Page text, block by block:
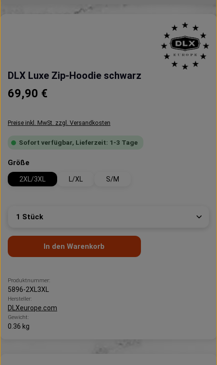
DLX Luxe Zip-Hoodie schwarz
Regulärer Preis:
69,90 €
Preise inkl. MwSt. zzgl. Versandkosten
Sofort verfügbar, Lieferzeit: 1-3 Tage
Größe
2XL/3XL L/XL S/M
Produkt Anzahl: Gib den gewünschten Wert ein
In den Warenkorb
Produktnummer:
5896-2XL3XL
Hersteller:
DLXeurope.com
Gewicht:
0.36 kg